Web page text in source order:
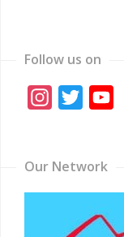
Follow us on
Instagram
Twitter
Our Network